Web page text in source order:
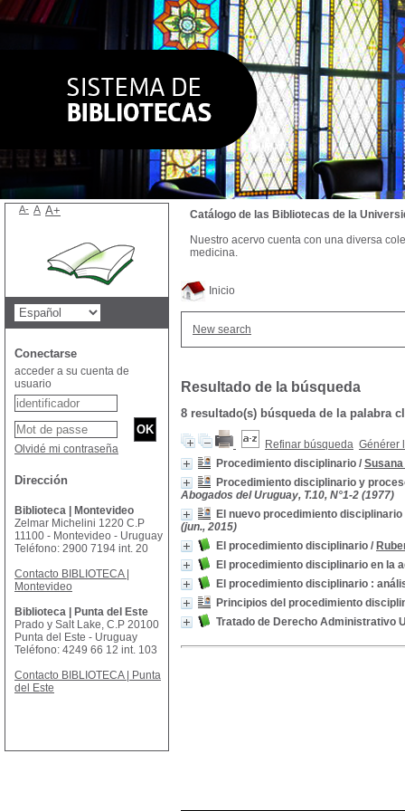
Inicio
New search
Resultado de la búsqueda
8 resultado(s) búsqueda de la palabra
Refinar búsqueda Générer
Procedimiento disciplinario /
Procedimiento disciplinario y
Abogados del Uruguay, T.10, N°1-2 (1977)
El nuevo procedimiento disciplinario
(jun., 2015)
El procedimiento disciplinario /
El procedimiento disciplinario en la
El procedimiento disciplinario :
Principios del procedimiento
Tratado de Derecho Administrativo
Catálogo de las Bibliotecas de la
Nuestro acervo cuenta con una diversa
medicina.
A- A A+
Conectarse
acceder a su cuenta de
usuario
Olvidé mi contraseña
Dirección
Biblioteca | Montevideo
Zelmar Michelini 1220 C.P
11100 - Montevideo - Uruguay
Teléfono: 2900 7194 int. 20
Contacto BIBLIOTECA |
Montevideo
Biblioteca | Punta del Este
Prado y Salt Lake, C.P 20100
Punta del Este - Uruguay
Teléfono: 4249 66 12 int. 103
Contacto BIBLIOTECA | Punta
del Este